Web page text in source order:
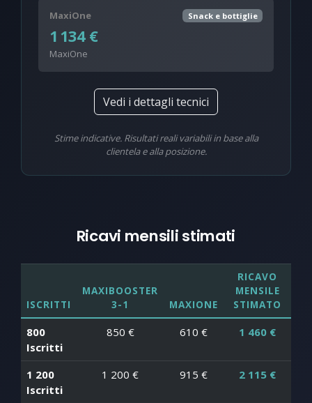
MaxiOne Snack e bottiglie
1 134 €
MaxiOne
Vedi i dettagli tecnici
Stime indicative. Risultati reali variabili in base alla
clientela e alla posizione.
Ricavi mensili stimati
ISCRITTI
MAXIBOOSTER
3-1
MAXIONE
RICAVO
MENSILE
STIMATO
800
Iscritti
850 € 610 € 1 460 €
1 200
Iscritti
1 200 € 915 € 2 115 €